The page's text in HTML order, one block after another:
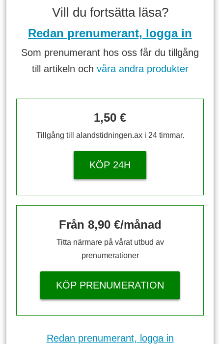
Vill du fortsätta läsa?
Redan prenumerant, logga in
Som prenumerant hos oss får du tillgång
till artikeln och våra andra produkter
1,50 €
Tillgång till alandstidningen.ax i 24 timmar.
KÖP 24H
Från 8,90 €/månad
Titta närmare på vårat utbud av
prenumerationer
KÖP PRENUMERATION
Redan prenumerant, logga in